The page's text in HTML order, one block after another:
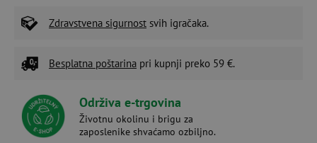
Zdravstvena sigurnost svih igračaka.
Besplatna poštarina pri kupnji preko 59 €.
Održiva e-trgovina
Životnu okolinu i brigu za
zaposlenike shvaćamo ozbiljno.